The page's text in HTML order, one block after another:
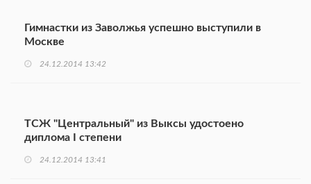
Гимнастки из Заволжья успешно выступили в
Москве
24.12.2014 13:42
ТСЖ "Центральный" из Выксы удостоено
диплома I степени
24.12.2014 13:41